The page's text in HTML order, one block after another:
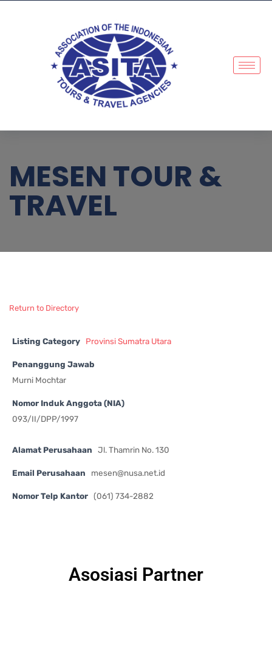
MESEN TOUR &
TRAVEL
Return to Directory
Listing Category Provinsi Sumatra Utara
Penanggung Jawab
Murni Mochtar
Nomor Induk Anggota (NIA)
093/II/DPP/1997
Alamat Perusahaan Jl. Thamrin No. 130
Email Perusahaan mesen@nusa.net.id
Nomor Telp Kantor (061) 734-2882
Asosiasi Partner